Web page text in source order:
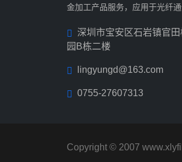
金加工产品服务，应用于光纤
深圳市宝安区石岩镇官
园B栋二楼
lingyungd@163.com
0755-27607313
Copyright © 2007